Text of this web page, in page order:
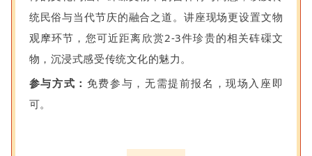
统民俗与当代节庆的融合之道。讲座现场更设置文物
观摩环节，您可近距离欣赏2-3件珍贵的相关砗磲文
物，沉浸式感受传统文化的魅力。
参与方式： 免费参与，无需提前报名，现场入座即
可。